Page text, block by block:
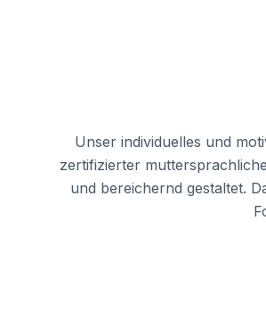
Unser individuelles und
zertifizierter
und bereichernd gestaltet.